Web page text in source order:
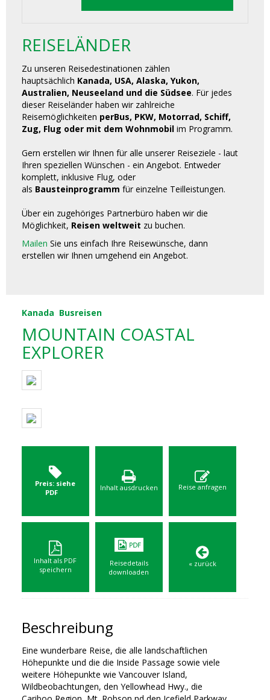
REISELÄNDER
Zu unseren Reisedestinationen zählen
hauptsächlich Kanada, USA, Alaska, Yukon,
Australien, Neuseeland und die Südsee. Für jedes
dieser Reiseländer haben wir zahlreiche
Reisemöglichkeiten perBus, PKW, Motorrad, Schiff,
Zug, Flug oder mit dem Wohnmobil im Programm.
Gern erstellen wir Ihnen für alle unserer Reiseziele - laut
Ihren speziellen Wünschen - ein Angebot. Entweder
komplett, inklusive Flug, oder
als Bausteinprogramm für einzelne Teilleistungen.
Über ein zugehöriges Partnerbüro haben wir die
Möglichkeit, Reisen weltweit zu buchen.
Mailen Sie uns einfach Ihre Reisewünsche, dann
erstellen wir Ihnen umgehend ein Angebot.
Kanada Busreisen
MOUNTAIN COASTAL
EXPLORER
Preis: siehe
PDF
Inhalt ausdrucken Reise anfragen
Inhalt als PDF
speichern
Reisedetails
downloaden
« zurück
Beschreibung
Eine wunderbare Reise, die alle landschaftlichen
Höhepunkte und die die Inside Passage sowie viele
weitere Höhepunkte wie Vancouver Island,
Wildbeobachtungen, den Yellowhead Hwy., die